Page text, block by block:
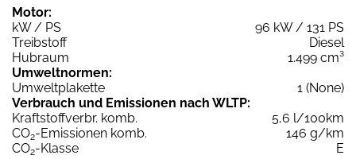
Motor:
kW / PS
96 kW / 131 PS
Treibstoff
Diesel
Hubraum
1.499 cm³
Umweltnormen:
Umweltplakette
1 (None)
Verbrauch und Emissionen nach WLTP:
Kraftstoffverbr. komb.
5,6 l/100km
CO2-Emissionen komb.
146 g/km
CO2-Klasse
E